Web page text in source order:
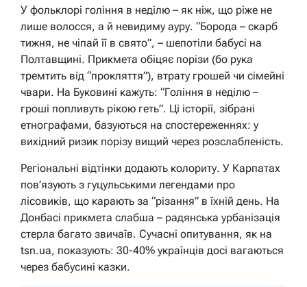
У фольклорі гоління в неділю – як ніж, що ріже не
лише волосся, а й невидиму ауру. “Борода – скарб
тижня, не чіпай її в свято”, – шепотіли бабусі на
Полтавщині. Прикмета обіцяє порізи (бо рука
тремтить від “прокляття”), втрату грошей чи сімейні
чвари. На Буковині кажуть: “Гоління в неділю –
гроші попливуть рікою геть”. Ці історії, зібрані
етнографами, базуються на спостереженнях: у
вихідний ризик порізу вищий через розслабленість.
Регіональні відтінки додають колориту. У Карпатах
пов’язують з гуцульськими легендами про
лісовиків, що карають за “різання” в їхній день. На
Донбасі прикмета слабша – радянська урбанізація
стерла багато звичаїв. Сучасні опитування, як на
tsn.ua, показують: 30-40% українців досі вагаються
через бабусині казки.